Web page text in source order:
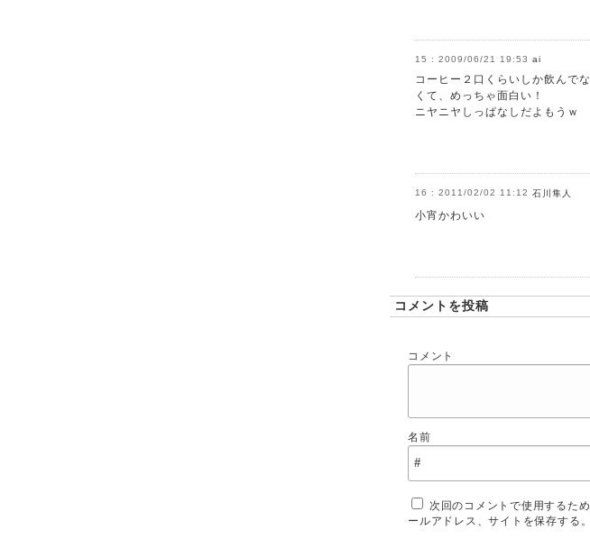
2009/06/21 19:53 ai
コーヒー２口くらいしか飲んで
くて、めっちゃ面白い！
ニヤニヤしっぱなしだよもうｗ
2011/02/02 11:12 石川隼人
小宵かわいい
コメントを投稿
コメント
名前
次回のコメントで使用するた
ールアドレス、サイトを保存する。